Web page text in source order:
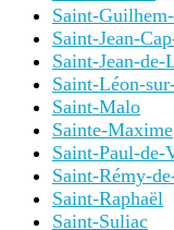
Saint-
Saint-Jean-
Saint-Jean-de-
Saint-Léon-
Saint-Malo
Sainte-Maxime
Saint-Paul-de-
Saint-Rémy-
Saint-Raphaël
Saint-Suliac